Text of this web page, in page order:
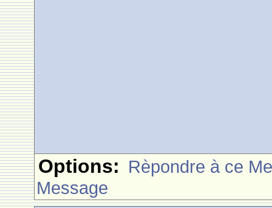
Options: Rèpondre à ce
Message